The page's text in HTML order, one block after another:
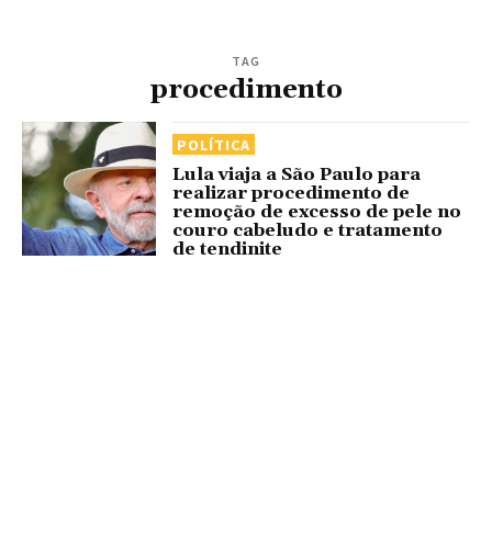
TAG
procedimento
POLÍTICA
Lula viaja a São Paulo para
realizar procedimento de
remoção de excesso de pele no
couro cabeludo e tratamento
de tendinite